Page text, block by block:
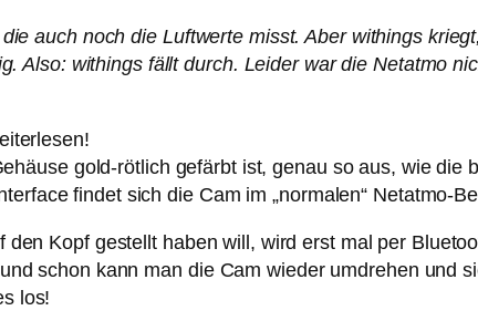
auch noch die Luftwerte misst. Aber withings
Also: withings fällt durch. Leider war die Netatmo
gold-rötlich gefärbt ist, genau so aus, wie die
findet sich die Cam im „normalen“ Netatmo-
Kopf gestellt haben will, wird erst mal per
schon kann man die Cam wieder umdrehen und
los!